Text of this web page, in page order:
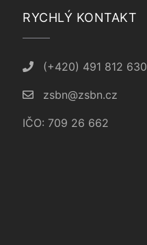
RYCHLÝ KONTAKT
(+420) 491 812 630
zsbn@zsbn.cz
IČO: 709 26 662